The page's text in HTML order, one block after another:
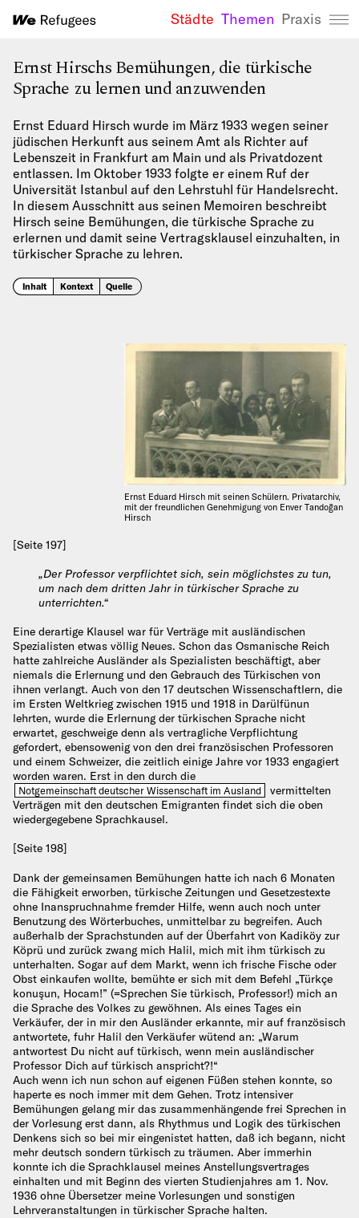
We Refugees
Städte Themen Praxis
Ernst Hirschs Bemühungen, die türkische
Sprache zu lernen und anzuwenden
Ernst Eduard Hirsch wurde im März 1933 wegen seiner
jüdischen Herkunft aus seinem Amt als Richter auf
Lebenszeit in Frankfurt am Main und als Privatdozent
entlassen. Im Oktober 1933 folgte er einem Ruf der
Universität Istanbul auf den Lehrstuhl für Handelsrecht.
In diesem Ausschnitt aus seinen Memoiren beschreibt
Hirsch seine Bemühungen, die türkische Sprache zu
erlernen und damit seine Vertragsklausel einzuhalten, in
türkischer Sprache zu lehren.
Inhalt Kontext Quelle
Ernst Eduard Hirsch mit seinen Schülern. Privatarchiv,
mit der freundlichen Genehmigung von Enver Tandoğan
Hirsch
[Seite 197]
„Der Professor verpflichtet sich, sein möglichstes zu tun,
um nach dem dritten Jahr in türkischer Sprache zu
unterrichten.“
Eine derartige Klausel war für Verträge mit ausländischen
Spezialisten etwas völlig Neues. Schon das Osmanische Reich
hatte zahlreiche Ausländer als Spezialisten beschäftigt, aber
niemals die Erlernung und den Gebrauch des Türkischen von
ihnen verlangt. Auch von den 17 deutschen Wissenschaftlern, die
im Ersten Weltkrieg zwischen 1915 und 1918 in Darülfünun
lehrten, wurde die Erlernung der türkischen Sprache nicht
erwartet, geschweige denn als vertragliche Verpflichtung
gefordert, ebensowenig von den drei französischen Professoren
und einem Schweizer, die zeitlich einige Jahre vor 1933 engagiert
worden waren. Erst in den durch die
Notgemeinschaft deutscher Wissenschaft im Ausland
vermittelten
Verträgen mit den deutschen Emigranten findet sich die oben
wiedergegebene Sprachkausel.
[Seite 198]
Dank der gemeinsamen Bemühungen hatte ich nach 6 Monaten
die Fähigkeit erworben, türkische Zeitungen und Gesetzestexte
ohne Inanspruchnahme fremder Hilfe, wenn auch noch unter
Benutzung des Wörterbuches, unmittelbar zu begreifen. Auch
außerhalb der Sprachstunden auf der Überfahrt von Kadiköy zur
Köprü und zurück zwang mich Halil, mich mit ihm türkisch zu
unterhalten. Sogar auf dem Markt, wenn ich frische Fische oder
Obst einkaufen wollte, bemühte er sich mit dem Befehl „Türkçe
konuşun, Hocam!” (=Sprechen Sie türkisch, Professor!) mich an
die Sprache des Volkes zu gewöhnen. Als eines Tages ein
Verkäufer, der in mir den Ausländer erkannte, mir auf französisch
antwortete, fuhr Halil den Verkäufer wütend an: „Warum
antwortest Du nicht auf türkisch, wenn mein ausländischer
Professor Dich auf türkisch anspricht?!“
Auch wenn ich nun schon auf eigenen Füßen stehen konnte, so
haperte es noch immer mit dem Gehen. Trotz intensiver
Bemühungen gelang mir das zusammenhängende frei Sprechen in
der Vorlesung erst dann, als Rhythmus und Logik des türkischen
Denkens sich so bei mir eingenistet hatten, daß ich begann, nicht
mehr deutsch sondern türkisch zu träumen. Aber immerhin
konnte ich die Sprachklausel meines Anstellungsvertrages
einhalten und mit Beginn des vierten Studienjahres am 1. Nov.
1936 ohne Übersetzer meine Vorlesungen und sonstigen
Lehrveranstaltungen in türkischer Sprache halten.